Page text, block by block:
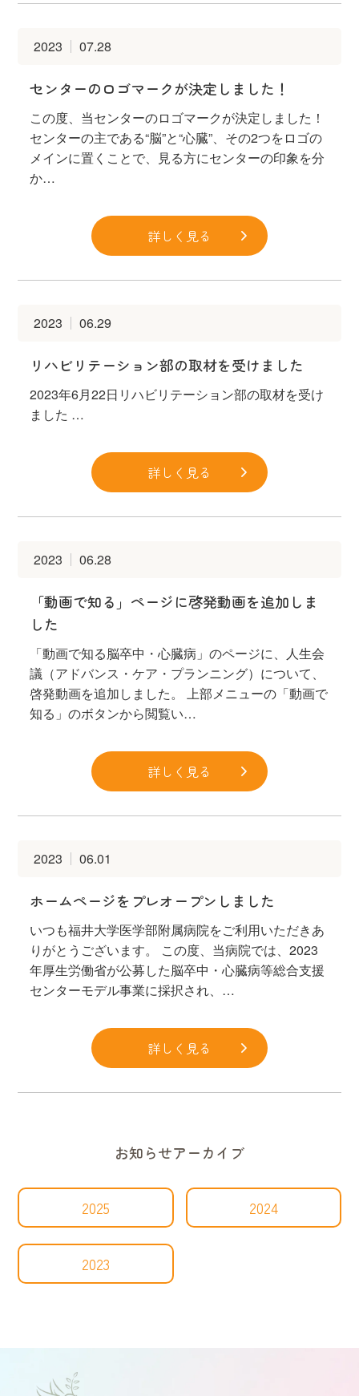
2023 07.28
センターのロゴマークが決定しました！
この度、当センターのロゴマークが決定しました！
センターの主である“脳”と“心臓”、その2つをロゴの
メインに置くことで、見る方にセンターの印象を分
か…
詳しく見る
2023 06.29
リハビリテーション部の取材を受けました
2023年6月22日リハビリテーション部の取材を受け
ました …
詳しく見る
2023 06.28
「動画で知る」ページに啓発動画を追加しま
した
「動画で知る脳卒中・心臓病」のページに、人生会
議（アドバンス・ケア・プランニング）について、
啓発動画を追加しました。 上部メニューの「動画で
知る」のボタンから閲覧い…
詳しく見る
2023 06.01
ホームページをプレオープンしました
いつも福井大学医学部附属病院をご利用いただきあ
りがとうございます。 この度、当病院では、2023
年厚生労働省が公募した脳卒中・心臓病等総合支援
センターモデル事業に採択され、…
詳しく見る
お知らせアーカイブ
2025 2024
2023